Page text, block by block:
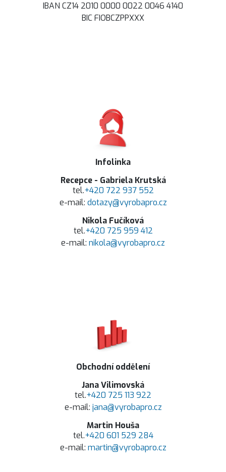
IBAN CZ14 2010 0000 0022 0046 4140
BIC FIOBCZPPXXX
Infolinka
Recepce - Gabriela Krutská
tel.+420 722 937 552
e-mail: dotazy@vyrobapro.cz
Nikola Fučíková
tel.+420 725 959 412
e-mail: nikola@vyrobapro.cz
Obchodní oddělení
Jana Vilimovská
tel.+420 725 113 922
e-mail: jana@vyrobapro.cz
Martin Houša
tel.+420 601 529 284
e-mail: martin@vyrobapro.cz